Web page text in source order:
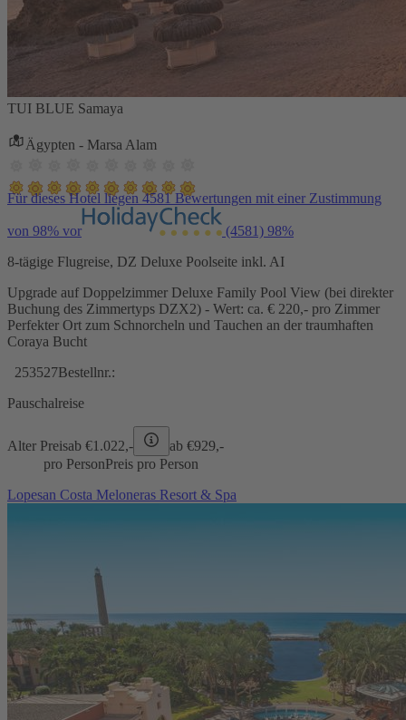
TUI BLUE Samaya
Ägypten - Marsa Alam
Für dieses Hotel liegen 4581 Bewertungen mit einer Zustimmung
von 98% vor (4581) 98%
8-tägige Flugreise, DZ Deluxe Poolseite inkl. AI
Upgrade auf Doppelzimmer Deluxe Family Pool View (bei direkter
Buchung des Zimmertyps DZX2) - Wert: ca. € 220,- pro Zimmer
Perfekter Ort zum Schnorcheln und Tauchen an der traumhaften
Coraya Bucht
253527Bestellnr.:
Pauschalreise
Alter Preisab €1.022,- ab €929,-
pro PersonPreis pro Person
Lopesan Costa Meloneras Resort & Spa